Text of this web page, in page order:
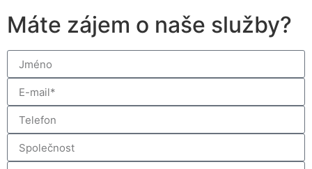
Máte zájem o naše služby?